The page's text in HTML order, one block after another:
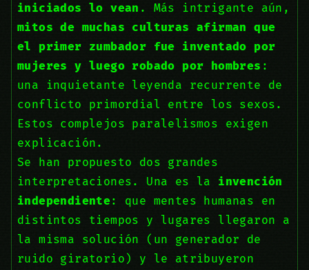
iniciados lo vean . Más intrigante aún,
mitos de muchas culturas afirman que
el primer zumbador fue inventado por
mujeres y luego robado por hombres :
una inquietante leyenda recurrente de
conflicto primordial entre los sexos.
Estos complejos paralelismos exigen
explicación.
Se han propuesto dos grandes
interpretaciones. Una es la invención
independiente: que mentes humanas en
distintos tiempos y lugares llegaron a
la misma solución (un generador de
ruido giratorio) y le atribuyeron